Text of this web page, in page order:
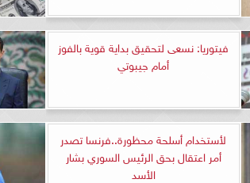
فيتوريا: نسعى لتحقيق بداية قوية بالفوز
أمام جيبوتي
لأستخدام أسلحة محظورة..فرنسا تصدر
أمر اعتقال بحق الرئيس السوري بشار
الأسد